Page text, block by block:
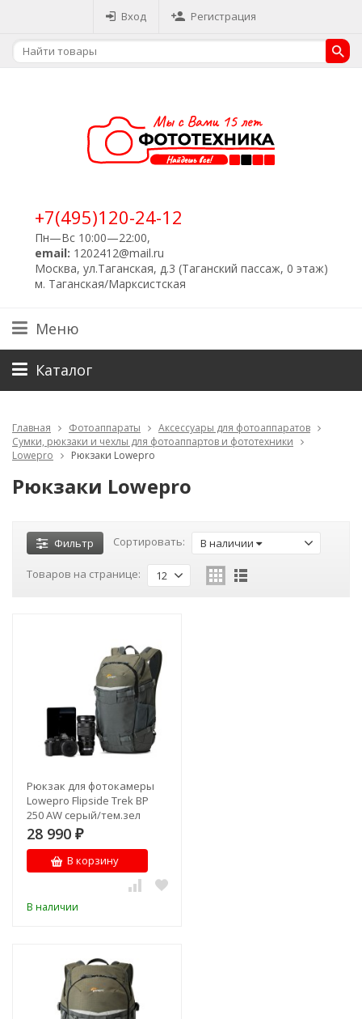
Вход Регистрация
+7(495)120-24-12
Пн—Вс 10:00—22:00,
email: 1202412@mail.ru
Москва, ул.Таганская, д.3 (Таганский пассаж, 0 этаж)
м. Таганская/Марксистская
Меню
Каталог
Главная Фотоаппараты
Аксессуары для фотоаппаратов
Сумки, рюкзаки и чехлы для фотоаппартов и фототехники
Lowepro
Рюкзаки Lowepro
Рюкзаки Lowepro
Фильтр Сортировать: В наличии
Товаров на странице: 12
Рюкзак для фотокамеры
Lowepro Flipside Trek BP
250 AW серый/тем.зел
28 990 ₽
В корзину
В наличии